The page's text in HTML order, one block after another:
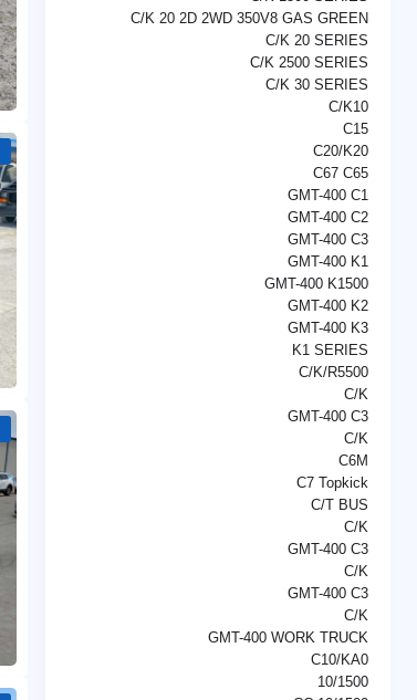
C/K 20 2D 2WD 350V8 GAS GREEN
C/K 20 SERIES
C/K 2500 SERIES
C/K 30 SERIES
C/K10
C15
C20/K20
C67 C65
GMT-400 C1
GMT-400 C2
GMT-400 C3
GMT-400 K1
GMT-400 K1500
GMT-400 K2
GMT-400 K3
K1 SERIES
C/K/R5500
C/K
GMT-400 C3
C/K
C6M
C7 Topkick
C/T BUS
C/K
GMT-400 C3
C/K
GMT-400 C3
C/K
GMT-400 WORK TRUCK
C10/KA0
10/1500